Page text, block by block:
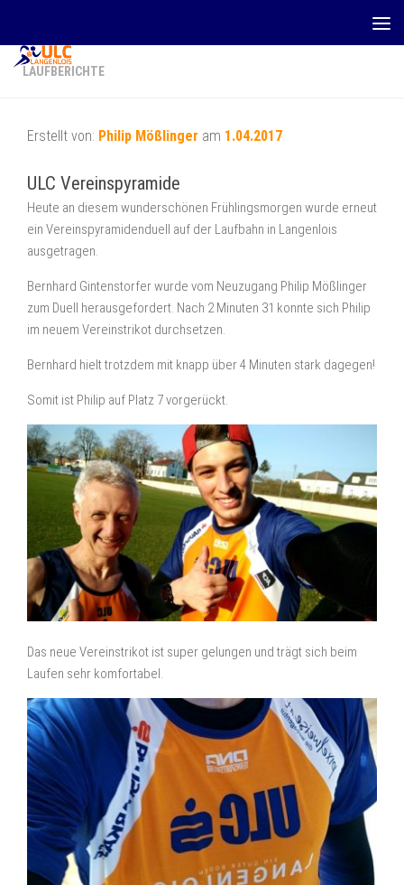
LAUFBERICHTE
Erstellt von: Philip Mößlinger am 1.04.2017
ULC Vereinspyramide
Heute an diesem wunderschönen Frühlingsmorgen wurde erneut
ein Vereinspyramidenduell auf der Laufbahn in Langenlois
ausgetragen.
Bernhard Gintenstorfer wurde vom Neuzugang Philip Mößlinger
zum Duell herausgefordert. Nach 2 Minuten 31 konnte sich Philip
im neuem Vereinstrikot durchsetzen.
Bernhard hielt trotzdem mit knapp über 4 Minuten stark dagegen!
Somit ist Philip auf Platz 7 vorgerückt.
Das neue Vereinstrikot ist super gelungen und trägt sich beim
Laufen sehr komfortabel.